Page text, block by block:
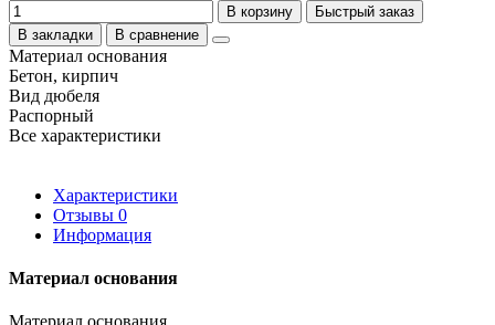
В корзину
Быстрый заказ
В закладки
В сравнение
Материал основания
Бетон, кирпич
Вид дюбеля
Распорный
Все характеристики
Характеристики
Отзывы 0
Информация
Материал основания